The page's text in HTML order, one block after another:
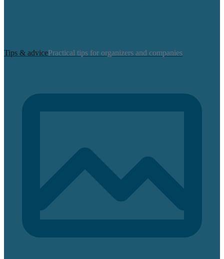
Tips & advicePractical tips for organizers and companies